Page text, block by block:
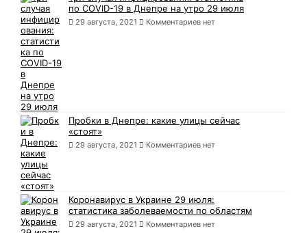
по COVID-19 в Днепре на утро 29 июля
29 августа, 2021 Комментариев нет
Пробки в Днепре: какие улицы сейчас
«стоят»
29 августа, 2021 Комментариев нет
Коронавирус в Украине 29 июля:
статистика заболеваемости по областям
29 августа, 2021 Комментариев нет